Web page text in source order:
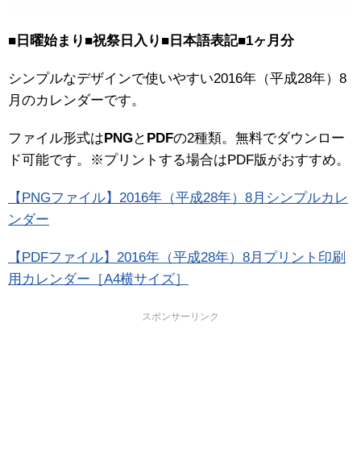
■日曜始まり■祝祭日入り■日本語表記■1ヶ月分
シンプルなデザインで使いやすい2016年（平成28年）8
月のカレンダーです。
ファイル形式はPNGと PDFの2種類。無料でダウンロー
ド可能です。※プリントする場合はPDF版がおすすめ。
【PNGファイル】2016年（平成28年）8月シンプルカレ
ンダー
【PDFファイル】2016年（平成28年）8月プリント印刷
用カレンダー［A4横サイズ］
スポンサーリンク